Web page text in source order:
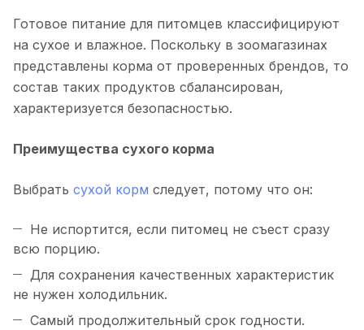
Готовое питание для питомцев классифицируют
на сухое и влажное. Поскольку в зоомагазинах
представлены корма от проверенных брендов, то
состав таких продуктов сбалансирован,
характеризуется безопасностью.
Преимущества сухого корма
Выбрать сухой корм следует, потому что он:
Не испортится, если питомец не съест сразу
всю порцию.
Для сохранения качественных характеристик
не нужен холодильник.
Самый продолжительный срок годности.